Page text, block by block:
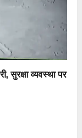
सुरक्षा व्यवस्था पर